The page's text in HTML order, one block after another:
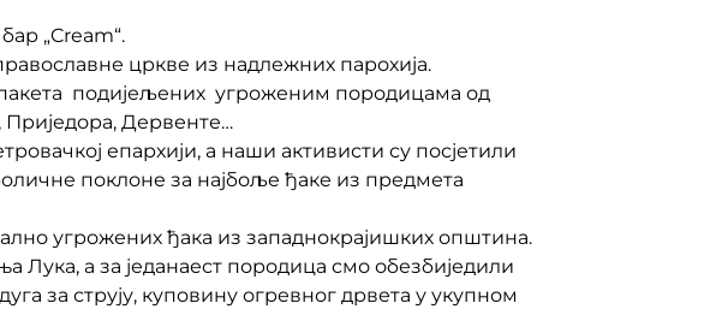
„Cream“.
цркве из надлежних парохија.
подијељених угроженим породицама од
Дервенте…
епархији, а наши активисти су посјетили
поклоне за најбоље ђаке из предмета
угрожених ђака из западнокрајишких општина.
а за једанаест породица смо обезбиједили
за струју, куповину огревног дрвета у укупном